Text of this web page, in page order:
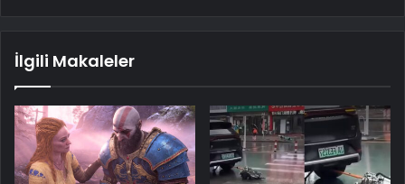
İlgili Makaleler